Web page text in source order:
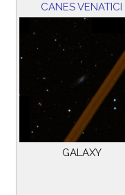
CANES VENATICI
GALAXY